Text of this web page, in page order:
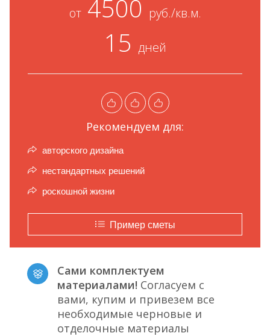
от4500 руб./кв.м.
15 дней
Рекомендуем для:
авторского дизайна
нестандартных решений
роскошной жизни
Пример сметы
Сами комплектуем
материалами! Согласуем с
вами, купим и привезем все
необходимые черновые и
отделочные материалы